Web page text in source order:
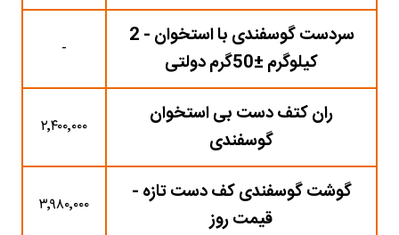
سردست گوسفندی با استخوان - 2
کیلوگرم ±50گرم دولتی
-
ران کتف دست بی استخوان
گوسفندی
۲٬۴۰۰٬۰۰۰
گوشت گوسفندی کف دست تازه -
قیمت روز
۳٬۹۸۰٬۰۰۰